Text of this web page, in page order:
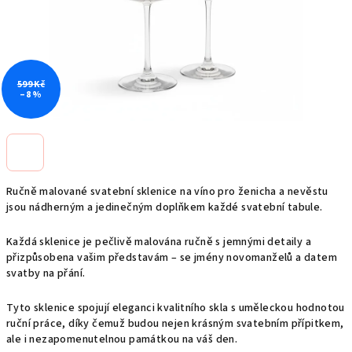
Ručně malované svatební sklenice na víno pro ženicha a nevěstu
jsou nádherným a jedinečným doplňkem každé svatební tabule.
Každá sklenice je pečlivě malována ručně s jemnými detaily a
přizpůsobena vašim představám – se jmény novomanželů a datem
svatby na přání.
Tyto sklenice spojují eleganci kvalitního skla s uměleckou hodnotou
ruční práce, díky čemuž budou nejen krásným svatebním přípitkem,
ale i nezapomenutelnou památkou na váš den.
599 Kč
–8 %